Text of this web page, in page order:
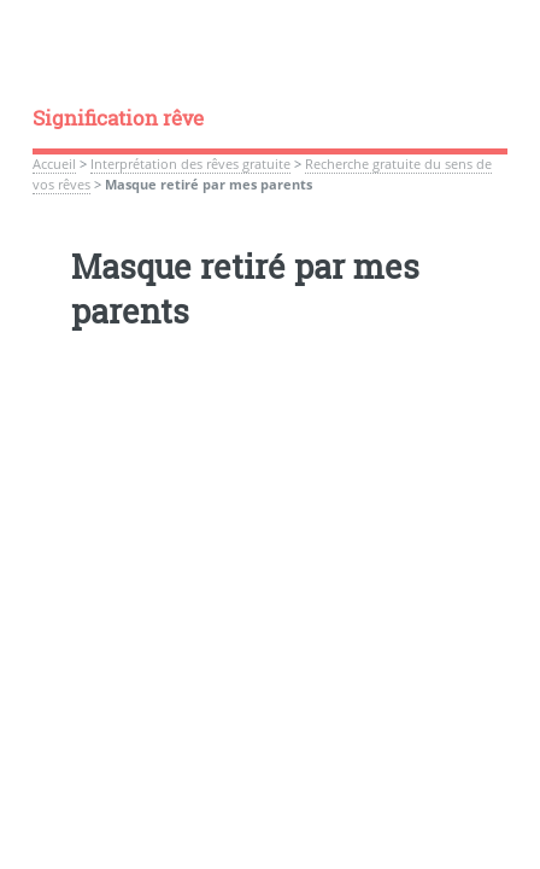
Signification rêve
Accueil > Interprétation des rêves gratuite> Recherche gratuite du sens de
vos rêves> Masque retiré par mes parents
Masque retiré par mes
parents